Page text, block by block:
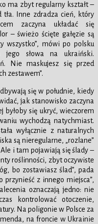
ma zbyt regularny kształt –
Inne zdradza cień, który
zaczyna układać się
– świeżo ścięte gałęzie są
wszystko”, mówi po polsku
jego słowa na ukraiński.
Nie maskujesz się przed
zestawem”.
się w południe, kiedy
jak stanowisko zaczyna
byłoby się ukryć, wieczorem
wychodzą natychmiast.
wyłącznie z naturalnych
są nieregularne, „rozlane”
i tam pojawiają się ślady –
roślinności, zbyt oczywiste
bo zostawiasz ślad”, pada
przynieść z innego miejsca”,
oznaczają jedno: nie
kontrolować otoczenie,
Na poligonie w Polsce za
na froncie w Ukrainie